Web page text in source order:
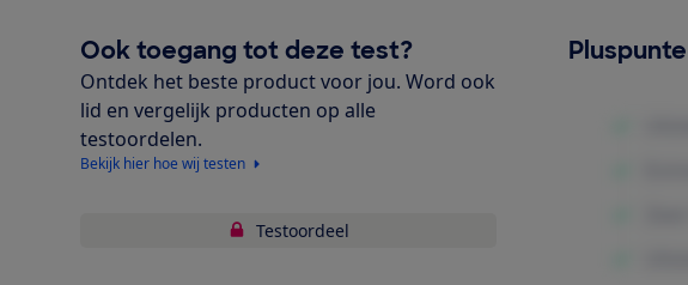
Ook toegang tot deze test?
Ontdek het beste product voor jou. Word ook
lid en vergelijk producten op alle
testoordelen.
Bekijk hier hoe wij testen
Testoordeel